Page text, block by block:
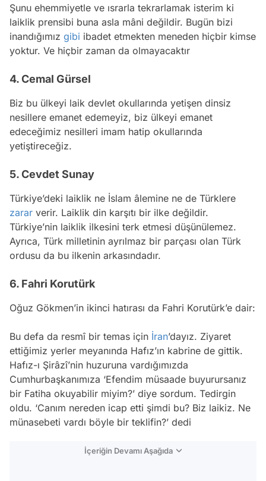
Şunu ehemmiyetle ve ısrarla tekrarlamak isterim ki
laiklik prensibi buna asla mâni değildir. Bugün bizi
inandığımız gibi ibadet etmekten meneden hiçbir kimse
yoktur. Ve hiçbir zaman da olmayacaktır
4. Cemal Gürsel
Biz bu ülkeyi laik devlet okullarında yetişen dinsiz
nesillere emanet edemeyiz, biz ülkeyi emanet
edeceğimiz nesilleri imam hatip okullarında
yetiştireceğiz.
5. Cevdet Sunay
Türkiye’deki laiklik ne İslam âlemine ne de Türklere
zarar verir. Laiklik din karşıtı bir ilke değildir.
Türkiye’nin laiklik ilkesini terk etmesi düşünülemez.
Ayrıca, Türk milletinin ayrılmaz bir parçası olan Türk
ordusu da bu ilkenin arkasındadır.
6. Fahri Korutürk
Oğuz Gökmen’in ikinci hatırası da Fahri Korutürk’e dair:
Bu defa da resmî bir temas için İran’dayız. Ziyaret
ettiğimiz yerler meyanında Hafız’ın kabrine de gittik.
Hafız-ı Şirâzî’nin huzuruna vardığımızda
Cumhurbaşkanımıza ‘Efendim müsaade buyurursanız
bir Fatiha okuyabilir miyim?’ diye sordum. Tedirgin
oldu. ‘Canım nereden icap etti şimdi bu? Biz laikiz. Ne
münasebeti vardı böyle bir teklifin?’ dedi
İçeriğin Devamı Aşağıda